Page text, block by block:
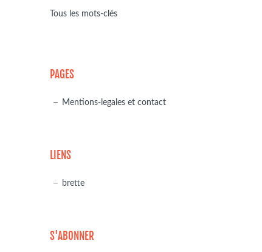
Tous les mots-clés
PAGES
Mentions-legales et contact
LIENS
brette
S'ABONNER